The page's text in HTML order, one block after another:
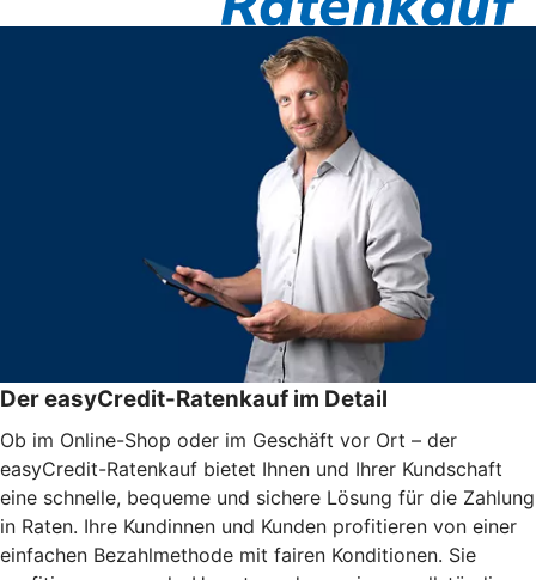
Der easyCredit-Ratenkauf im Detail
Ob im Online-Shop oder im Geschäft vor Ort – der
easyCredit-Ratenkauf bietet Ihnen und Ihrer Kundschaft
eine schnelle, bequeme und sichere Lösung für die Zahlung
in Raten. Ihre Kundinnen und Kunden profitieren von einer
einfachen Bezahlmethode mit fairen Konditionen. Sie